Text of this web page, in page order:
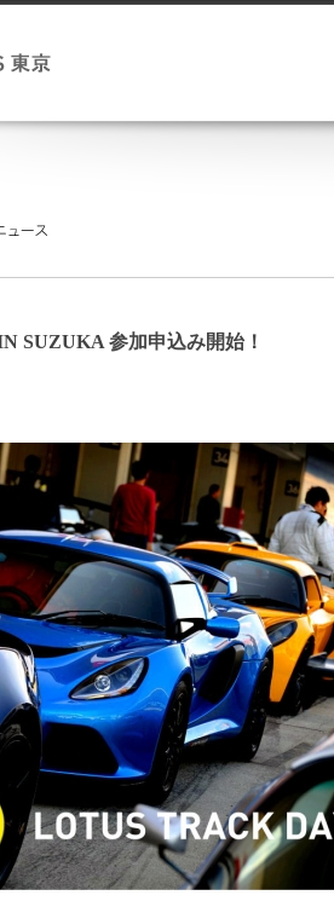
SUZUKA 参加申込み開始！